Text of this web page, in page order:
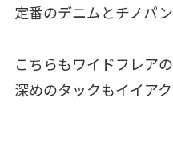
定番のデニムとチノパン
こちらもワイドフレア
深めのタックもイイア